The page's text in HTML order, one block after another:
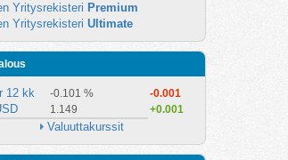
Yritysrekisteri Premium
Yritysrekisteri Ultimate
12 kk -0.101 % -0.001
1.149 +0.001
Valuuttakurssit